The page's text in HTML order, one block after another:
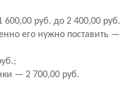
руб. до 2 400,00 руб.
его нужно поставить —
— 2 700,00 руб.